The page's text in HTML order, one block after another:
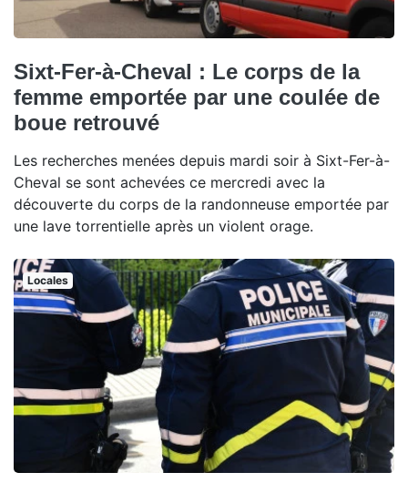
Sixt-Fer-à-Cheval : Le corps de la
femme emportée par une coulée de
boue retrouvé
Les recherches menées depuis mardi soir à Sixt-Fer-à-
Cheval se sont achevées ce mercredi avec la
découverte du corps de la randonneuse emportée par
une lave torrentielle après un violent orage.
Locales